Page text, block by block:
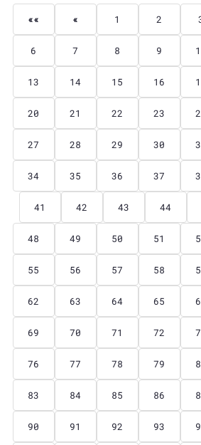
«« « 1 2
6 7 8 9
13 14 15 16
20 21 22 23
27 28 29 30
34 35 36 37
41 42 43 44
48 49 50 51
55 56 57 58
62 63 64 65
69 70 71 72
76 77 78 79
83 84 85 86
90 91 92 93